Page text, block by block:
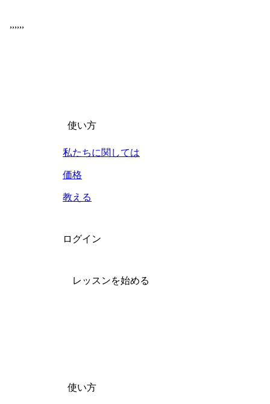
,,,,,,
使い方
私たちに関しては
価格
教える
ログイン
レッスンを始める
使い方